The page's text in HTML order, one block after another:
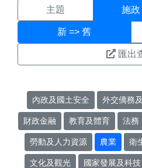
主題 施政
新 => 舊
匯出
內政及國土安全 外交僑務
財政金融 教育及體育 法務
勞動及人力資源 農業 衛
文化及觀光 國家發展及科技